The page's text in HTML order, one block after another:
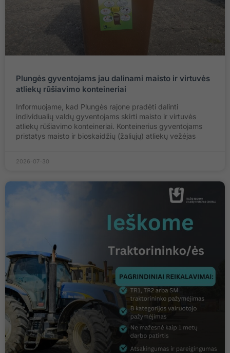
Plungės gyventojams jau dalinami maisto ir virtuvės
atliekų rūšiavimo konteineriai
Informuojame, kad Plungės rajone pradėti dalinti
individualių valdų gyventojams skirti maisto ir virtuvės
atliekų rūšiavimo konteineriai. Konteinerius gyventojams
pristatys maisto ir bioskaidžių (žaliųjų) atliekų vežėjas
2026-07-30